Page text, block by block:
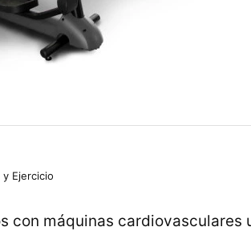
Ejercicio
con máquinas cardiovasculares